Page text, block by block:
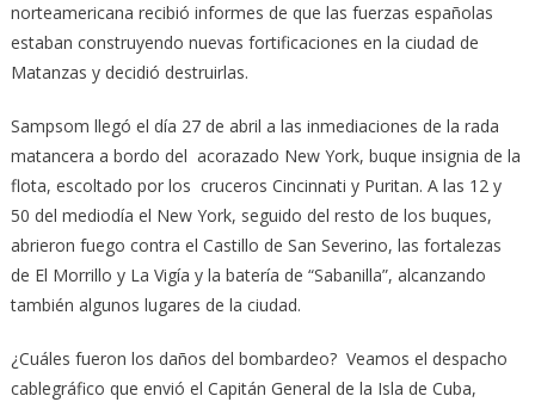
norteamericana recibió informes de que las fuerzas españolas
estaban construyendo nuevas fortificaciones en la ciudad de
Matanzas y decidió destruirlas.
Sampsom llegó el día 27 de abril a las inmediaciones de la rada
matancera a bordo del acorazado New York, buque insignia de la
flota, escoltado por los cruceros Cincinnati y Puritan. A las 12 y
50 del mediodía el New York, seguido del resto de los buques,
abrieron fuego contra el Castillo de San Severino, las fortalezas
de El Morrillo y La Vigía y la batería de “Sabanilla”, alcanzando
también algunos lugares de la ciudad.
¿Cuáles fueron los daños del bombardeo? Veamos el despacho
cablegráfico que envió el Capitán General de la Isla de Cuba,